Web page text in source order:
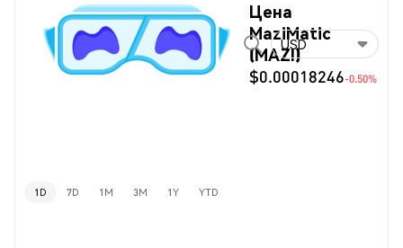
Цена
MaziMatic
(MAZI)
$0.00018246-0.50%
USD
1D 7D 1M 3M 1Y YTD